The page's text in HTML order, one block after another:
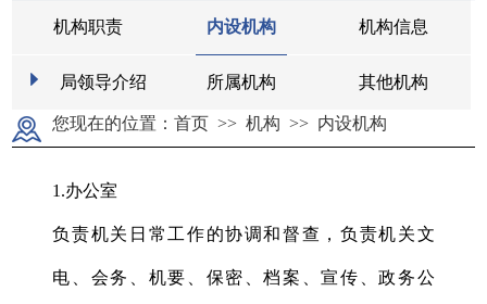
机构职责 内设机构 机构信息
局领导介绍 所属机构 其他机构
您现在的位置：首页 >>机构 >> 内设机构
1.办公室
负责机关日常工作的协调和督查，负责机关文
电、会务、机要、保密、档案、宣传、政务公